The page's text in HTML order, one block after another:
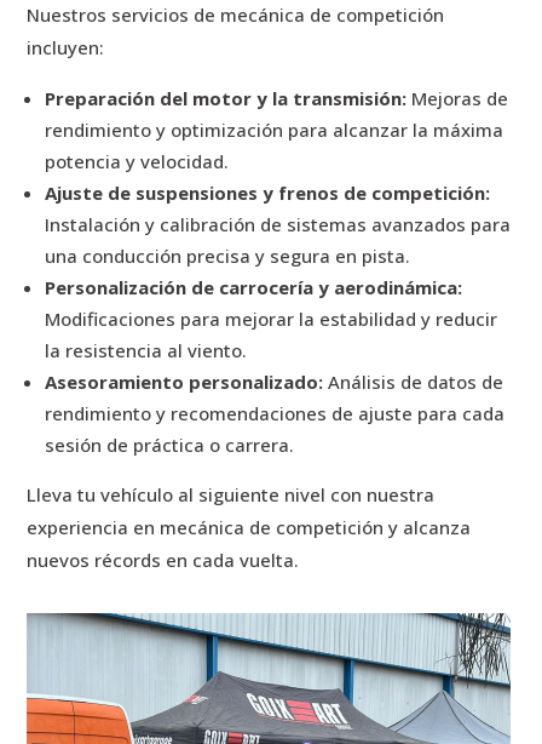
Nuestros servicios de mecánica de competición
incluyen:
Preparación del motor y la transmisión: Mejoras de
rendimiento y optimización para alcanzar la máxima
potencia y velocidad.
Ajuste de suspensiones y frenos de competición:
Instalación y calibración de sistemas avanzados para
una conducción precisa y segura en pista.
Personalización de carrocería y aerodinámica:
Modificaciones para mejorar la estabilidad y reducir
la resistencia al viento.
Asesoramiento personalizado: Análisis de datos de
rendimiento y recomendaciones de ajuste para cada
sesión de práctica o carrera.
Lleva tu vehículo al siguiente nivel con nuestra
experiencia en mecánica de competición y alcanza
nuevos récords en cada vuelta.